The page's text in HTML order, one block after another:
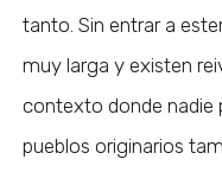
tanto. Sin entrar a
muy larga y existen
contexto donde nadie
pueblos originarios